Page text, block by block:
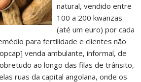
natural, vendido entre
100 a 200 kwanzas
(até um euro) por cada
para fertilidade e clientes não
venda ambulante, informal, de
ao longo das filas de trânsito,
ruas da capital angolana, onde os